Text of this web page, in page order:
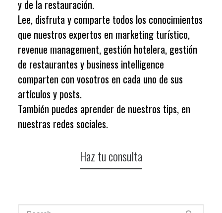
y de la restauración.
Lee, disfruta y comparte todos los conocimientos
que nuestros expertos en marketing turístico,
revenue management, gestión hotelera, gestión
de restaurantes y business intelligence
comparten con vosotros en cada uno de sus
artículos y posts.
También puedes aprender de nuestros tips, en
nuestras redes sociales.
Haz tu consulta